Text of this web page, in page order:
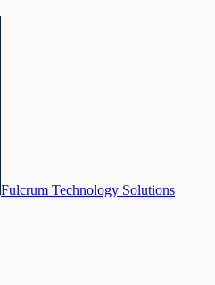
Fulcrum Technology Solutions